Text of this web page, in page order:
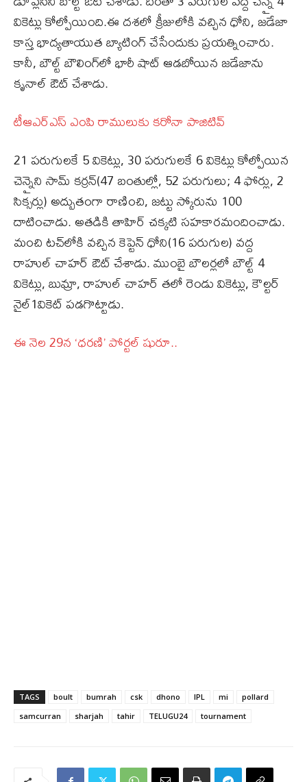
వికెట్లు కోల్పోయింది.ఈ దశలో క్రీజులోకి వచ్చిన ధోని, జడేజా
కాస్త భాద్యతాయుత బ్యాటింగ్‌ చేసేందుకు ప్రయత్నించారు.
కానీ, బౌల్ట్ బౌలింగ్‌లో భారీ షాట్‌ ఆడబోయిన జడేజాను
కృనాల్‌ ఔట్ చేశాడు.
టీఆఎర్‌ఎస్‌ ఎంపి రాములుకు కరోనా పాజిటివ్‌
21 పరుగులకే 5 వికెట్లు, 30 పరుగులకే 6 వికెట్లు కోల్పోయిన
చెన్నైని సామ్‌ కర్రన్‌(47 బంతుల్లో, 52 పరుగులు; 4 ఫోర్లు, 2
సిక్సర్లు) అద్బుతంగా రాణించి, జట్టు స్కోరును 100
దాటించాడు. అతడికి తాహిర్‌ చక్కటి సహకారమందించాడు.
మంచి టచ్‌లోకి వచ్చిన కెప్టెన్‌ ధోని(16 పరుగుల) వద్ద
రాహుల్‌ చాహర్‌ ఔట్‌ చేశాడు. ముంబై బౌలర్లలో బౌల్ట్‌ 4
వికెట్లు, బుమ్రా, రాహుల్ చాహర్‌ తలో రెండు వికెట్లు, కౌల్టర్
నైల్‌1వికెట్ పడగొట్టాడు.
ఈ నెల 29న ‘ధ‌ర‌ణి’ పోర్టల్‌ షురూ..
TAGS boult bumrah csk dhono IPL mi
pollard
samcurran
sharjah tahir TELUGU24 tournament